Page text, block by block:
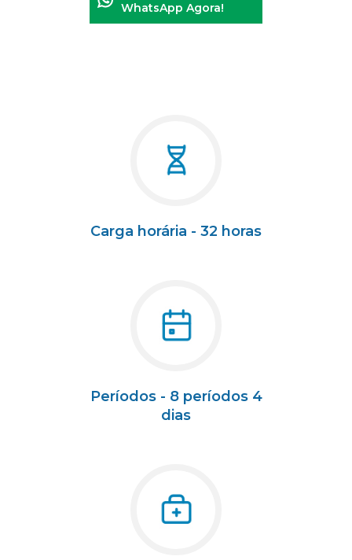
WhatsApp Agora!
Carga horária - 32 horas
Períodos - 8 períodos 4
dias